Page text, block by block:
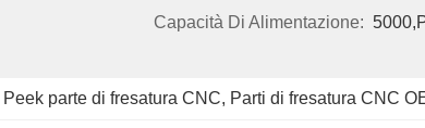
Capacità Di Alimentazione:
Peek parte di fresatura CNC, Parti di fresatura CNC